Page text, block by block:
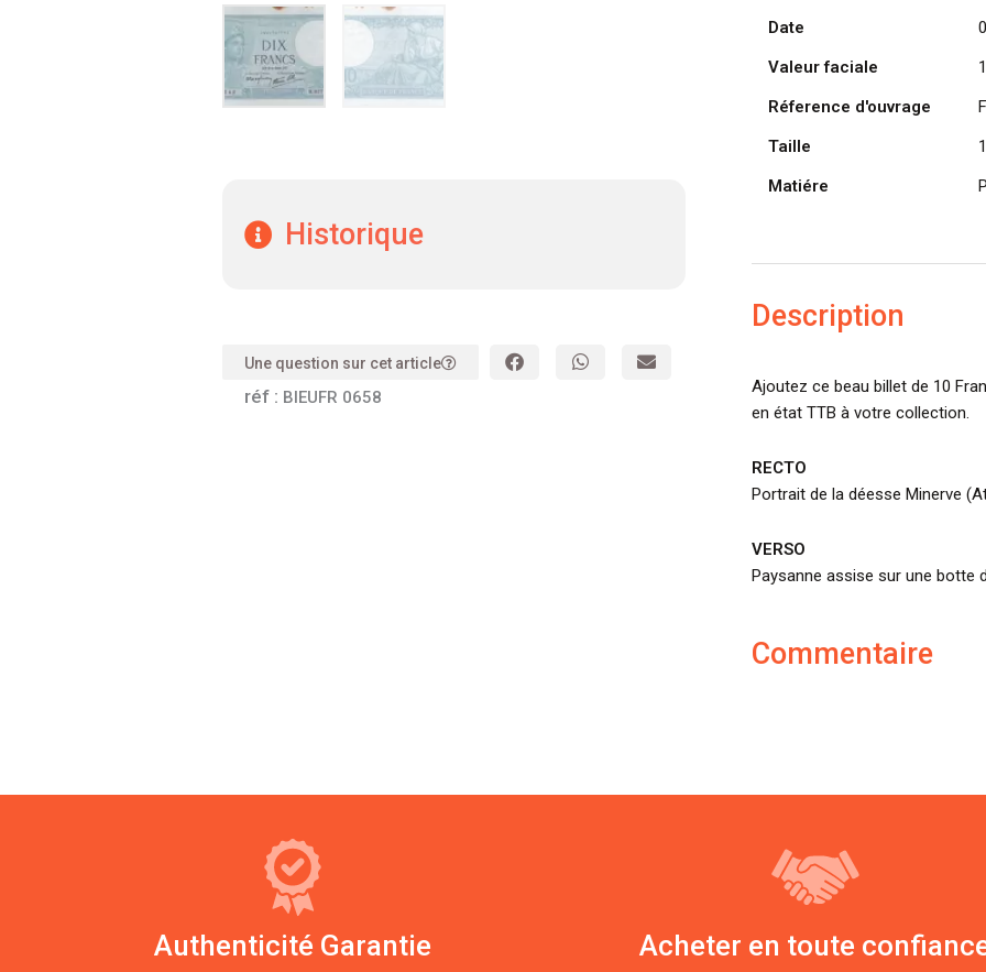
Historique
Une question sur cet article
réf : BIEUFR 0658
modifié
Date
Valeur faciale
Réference d'ouvrage
Taille
Matiére
Description
Ajoutez ce beau billet de 10
en état TTB à votre collection.
RECTO
Portrait de la déesse Minerve
VERSO
Paysanne assise sur une botte
Commentaire
Authenticité Garantie Acheter en toute